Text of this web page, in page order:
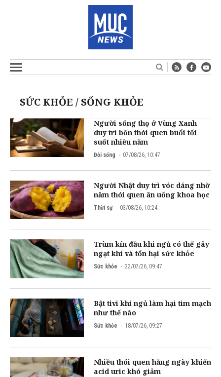
SỨC KHỎE / SỐNG KHỎE
Người sống thọ ở Vùng Xanh
duy trì bốn thói quen buổi tối
suốt nhiều năm
Đời sống 07/08/26, 10:47
Người Nhật duy trì vóc dáng nhờ
năm thói quen ăn uống khoa học
Thời sự 03/08/26, 10:24
Trùm kín đầu khi ngủ có thể gây
ngạt khí và tổn hại sức khỏe
Sức khỏe 22/07/26, 09:47
Bật tivi khi ngủ làm hại tim mạch
như thế nào
Sức khỏe 18/07/26, 09:27
Nhiều thói quen hằng ngày khiến
acid uric khó giảm